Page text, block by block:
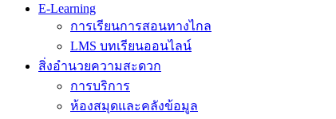
E-Learning
การเรียนการสอนทางไกล
LMS บทเรียนออนไลน์
สิ่งอำนวยความสะดวก
การบริการ
ห้องสมุดและคลังข้อมูล